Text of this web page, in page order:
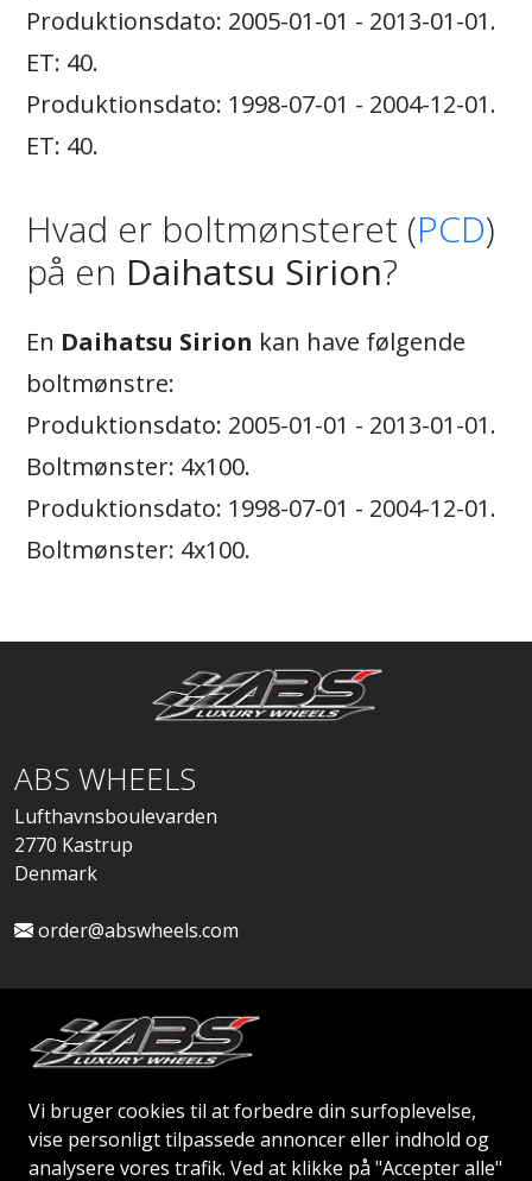
Vi bruger cookies til at forbedre din surfoplevelse,
vise personligt tilpassede annoncer eller indhold og
analysere vores trafik. Ved at klikke på "Accepter alle"
Produktionsdato: 2005-01-01 - 2013-01-01.
ET: 40.
Produktionsdato: 1998-07-01 - 2004-12-01.
ET: 40.
Hvad er boltmønsteret (PCD)
på en Daihatsu Sirion?
En Daihatsu Sirion kan have følgende
boltmønstre:
Produktionsdato: 2005-01-01 - 2013-01-01.
Boltmønster: 4x100.
Produktionsdato: 1998-07-01 - 2004-12-01.
Boltmønster: 4x100.
ABS WHEELS
Lufthavnsboulevarden
2770 Kastrup
Denmark
order@abswheels.com
Ansøg om Firmakonto